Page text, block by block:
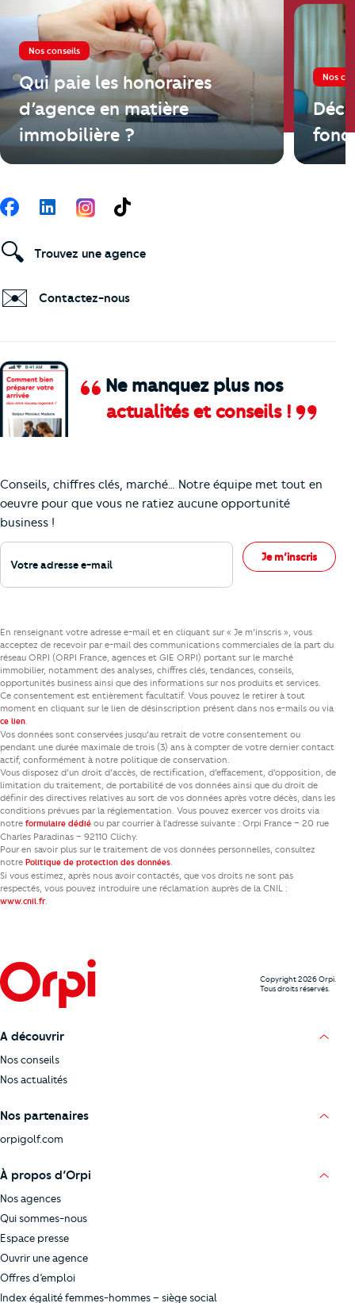
Nos conseils
Qui paie les honoraires
d’agence en matière
immobilière ?
Nos
Ne manquez plus nos
actualités et conseils !
Conseils, chiffres clés, marché… Notre équipe met tout en
oeuvre pour que vous ne ratiez aucune opportunité
business !
Votre adresse e-mail
Je m’inscris
Suivez-nous
FacebookLinkedIn TikTok
🔍 Trouvez une agence
✉️ Contactez-nous
En renseignant votre adresse e-mail et en cliquant sur « Je m’inscris », vous
acceptez de recevoir par e-mail des communications commerciales de la part du
réseau ORPI (ORPI France, agences et GIE ORPI) portant sur le marché
immobilier, notamment des analyses, chiffres clés, tendances, conseils,
opportunités business ainsi que des informations sur nos produits et services.
Ce consentement est entièrement facultatif. Vous pouvez le retirer à tout
moment en cliquant sur le lien de désinscription présent dans nos e-mails ou via
ce lien.
Vos données sont conservées jusqu’au retrait de votre consentement ou
pendant une durée maximale de trois (3) ans à compter de votre dernier contact
actif, conformément à notre politique de conservation.
Vous disposez d’un droit d’accès, de rectification, d’effacement, d’opposition, de
limitation du traitement, de portabilité de vos données ainsi que du droit de
définir des directives relatives au sort de vos données après votre décès, dans les
conditions prévues par la réglementation. Vous pouvez exercer vos droits via
notre formulaire dédié ou par courrier à l’adresse suivante : Orpi France – 20 rue
Charles Paradinas – 92110 Clichy.
Pour en savoir plus sur le traitement de vos données personnelles, consultez
notre Politique de protection des données.
Si vous estimez, après nous avoir contactés, que vos droits ne sont pas
respectés, vous pouvez introduire une réclamation auprès de la CNIL :
www.cnil.fr.
Copyright 2026 Orpi.
Tous droits réservés.
A découvrir
Nos conseils
Nos actualités
Nos partenaires
orpigolf.com
À propos d’Orpi
Nos agences
Qui sommes-nous
Espace presse
Ouvrir une agence
Offres d’emploi
Index égalité femmes-hommes – siège social